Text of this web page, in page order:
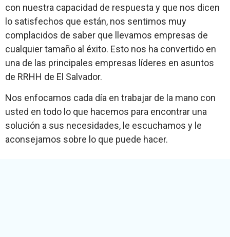
con nuestra capacidad de respuesta y que nos dicen
lo satisfechos que están, nos sentimos muy
complacidos de saber que llevamos empresas de
cualquier tamaño al éxito. Esto nos ha convertido en
una de las principales empresas líderes en asuntos
de RRHH de El Salvador.
Nos enfocamos cada día en trabajar de la mano con
usted en todo lo que hacemos para encontrar una
solución a sus necesidades, le escuchamos y le
aconsejamos sobre lo que puede hacer.